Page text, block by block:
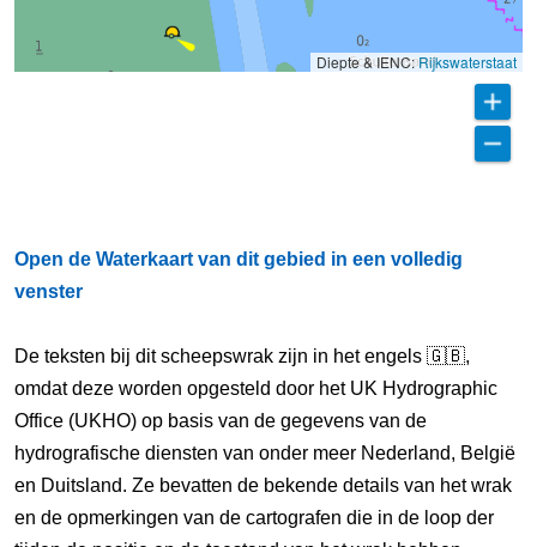
Diepte & IENC:Rijkswaterstaat
Open de Waterkaart van dit gebied in een volledig
venster
De teksten bij dit scheepswrak zijn in het engels 🇬🇧,
omdat deze worden opgesteld door het UK Hydrographic
Office (UKHO) op basis van de gegevens van de
hydrografische diensten van onder meer Nederland, België
en Duitsland. Ze bevatten de bekende details van het wrak
en de opmerkingen van de cartografen die in de loop der